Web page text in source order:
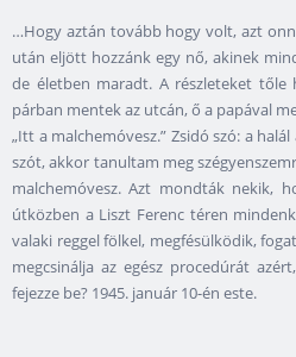
…Hogy aztán tovább hogy volt, azt
után eljött hozzánk egy nő, akinek
de életben maradt. A részleteket
párban mentek az utcán, ő a papával
„Itt a malchemóvesz.” Zsidó szó: a
szót, akkor tanultam meg
malchemóvesz. Azt mondták nekik,
útközben a Liszt Ferenc téren
valaki reggel fölkel, megfésülködik,
megcsinálja az egész procedúrát
fejezze be? 1945. január 10-én este.